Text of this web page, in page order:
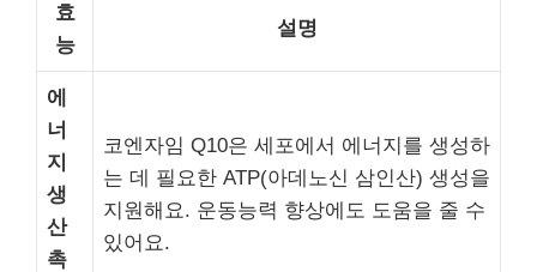
효
능
설명
에
너
지
생
산
촉
코엔자임 Q10은 세포에서 에너지를 생성하
는 데 필요한 ATP(아데노신 삼인산) 생성을
지원해요. 운동능력 향상에도 도움을 줄 수
있어요.